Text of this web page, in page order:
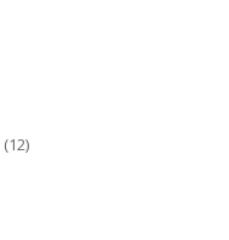
(12)